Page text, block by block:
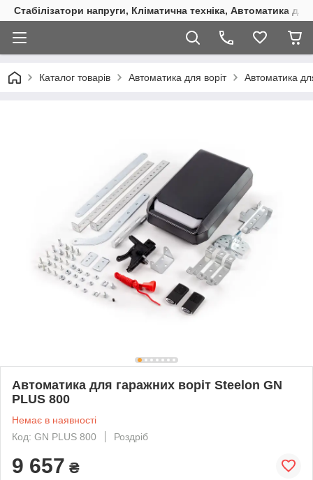
Стабілізатори напруги, Кліматична техніка, Автоматика
Каталог товарів Автоматика для воріт Автоматика
Автоматика для гаражних воріт Steelon GN
PLUS 800
Немає в наявності
Код: GN PLUS 800
Роздріб
9 657 ₴